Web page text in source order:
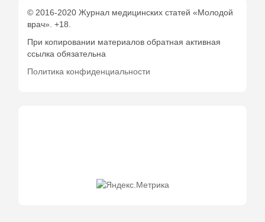
© 2016-2020 Журнал медицинских статей «Молодой
врач». +18.
При копировании материалов обратная активная
ссылка обязательна
Политика конфиденциальности